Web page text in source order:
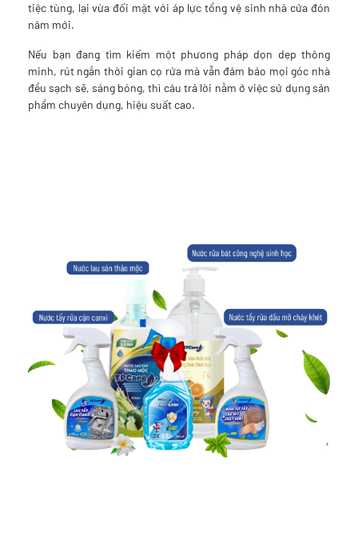
tiệc tùng, lại vừa đối mặt với áp lực tổng vệ sinh nhà cửa đón
năm mới.
Nếu bạn đang tìm kiếm một phương pháp dọn dẹp thông
minh, rút ngắn thời gian cọ rửa mà vẫn đảm bảo mọi góc nhà
đều sạch sẽ, sáng bóng, thì câu trả lời nằm ở việc sử dụng sản
phẩm chuyên dụng, hiệu suất cao.